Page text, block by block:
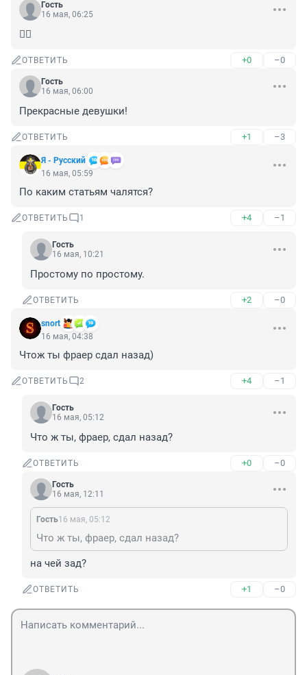
Гость
16 мая, 06:25
🤦‍♂️
ОТВЕТИТЬ +0 –0
Гость
16 мая, 06:00
Прекрасные девушки!
ОТВЕТИТЬ +1 –3
Я - Русский
16 мая, 05:59
По каким статьям чалятся?
ОТВЕТИТЬ 1 +4 –1
Гость
16 мая, 10:21
Простому по простому.
ОТВЕТИТЬ +2 –0
snort
16 мая, 04:38
Чтож ты фраер сдал назад)
ОТВЕТИТЬ 2 +4 –1
Гость
16 мая, 05:12
Что ж ты, фраер, сдал назад?
ОТВЕТИТЬ +0 –0
Гость
16 мая, 12:11
Гость16 мая, 05:12
Что ж ты, фраер, сдал назад?
на чей зад?
ОТВЕТИТЬ +1 –0